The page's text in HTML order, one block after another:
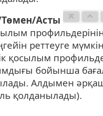
Асты
реттеуге
қосылым
бойынша
Алдымен
қолданылады).